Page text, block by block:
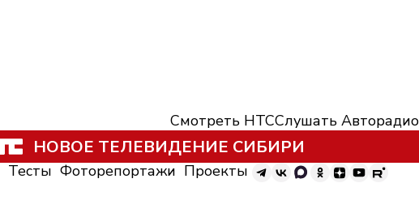
Смотреть НТССлушать Авторадио
НОВОЕ ТЕЛЕВИДЕНИЕ СИБИРИ
Тесты Фоторепортажи Проекты